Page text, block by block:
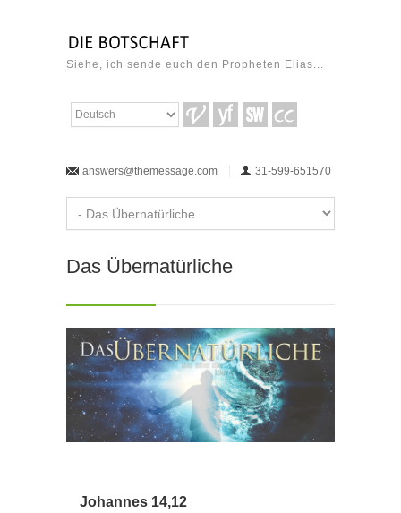
Siehe, ich sende euch den Propheten Elias...
answers@themessage.com 31-599-651570
Das Übernatürliche
Johannes 14,12